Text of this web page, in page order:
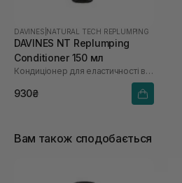
DAVINES NATURAL TECH REPLUMPING
DAVINES NT Replumping
Conditioner 150 мл
Кондиціонер для еластичності волосся
930₴
Вам також сподобається